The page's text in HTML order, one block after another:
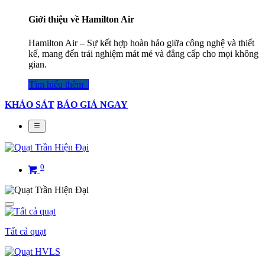
Giới thiệu về Hamilton Air
Hamilton Air – Sự kết hợp hoàn hảo giữa công nghệ và thiết
kế, mang đến trải nghiệm mát mẻ và đẳng cấp cho mọi không
gian.
Tìm hiểu thêm​​​​​​​​
KHẢO SÁT BÁO GIÁ NGAY
0
Tất cả quạt